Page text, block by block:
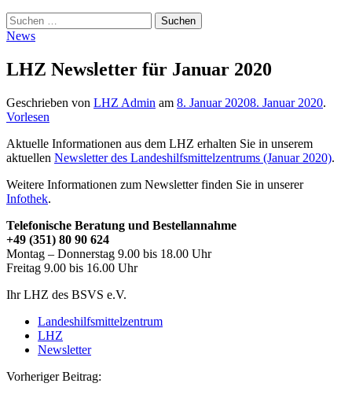
Suche
Suchen
nach:
News
LHZ Newsletter für Januar 2020
Geschrieben von LHZ Admin am 8. Januar 20208. Januar 2020.
Vorlesen
Aktuelle Informationen aus dem LHZ erhalten Sie in unserem
aktuellen Newsletter des Landeshilfsmittelzentrums (Januar 2020).
Weitere Informationen zum Newsletter finden Sie in unserer
Infothek.
Telefonische Beratung und Bestellannahme
+49 (351) 80 90 624
Montag – Donnerstag 9.00 bis 18.00 Uhr
Freitag 9.00 bis 16.00 Uhr
Ihr LHZ des BSVS e.V.
Landeshilfsmittelzentrum
LHZ
Newsletter
Beitragsnavigation
Vorheriger Beitrag: